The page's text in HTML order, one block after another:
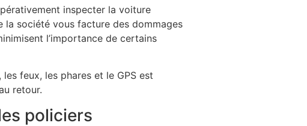
inspecter la voiture
la société vous facture des dommages
l’importance de certains
feux, les phares et le GPS est
retour.
policiers